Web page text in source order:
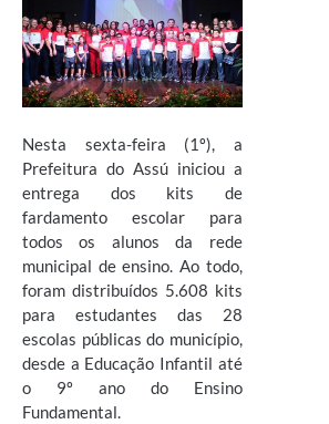
Nesta sexta-feira (1º), a
Prefeitura do Assú iniciou a
entrega dos kits de
fardamento escolar para
todos os alunos da rede
municipal de ensino. Ao todo,
foram distribuídos 5.608 kits
para estudantes das 28
escolas públicas do município,
desde a Educação Infantil até
o 9º ano do Ensino
Fundamental.